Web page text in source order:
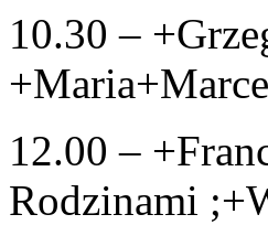
10.30 –
12.00 –
Rodzinami